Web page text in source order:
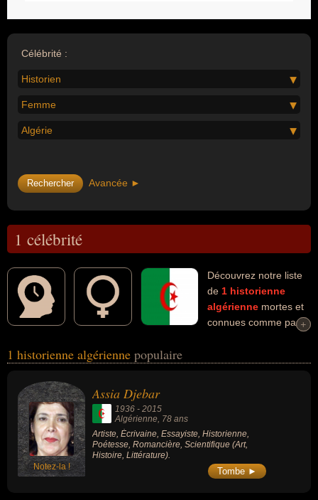
Célébrité :
Historien
Femme
Algérie
Avancée ►
1 célébrité
Découvrez notre liste
de 1 historienne
algérienne mortes et
connues comme par
peuvent avoir des liens variés dans les domaines de l'art, de
avoir été artiste, écrivaine, essayiste, poétesse, romancière ou
scientifique.
+
+
1 historienne algérienne populaire
Notez-la !
Assia Djebar
1936 - 2015
Algérienne, 78 ans
Artiste, Écrivaine, Essayiste, Historienne,
Poétesse, Romancière, Scientifique (Art,
Histoire, Littérature).
Tombe ►